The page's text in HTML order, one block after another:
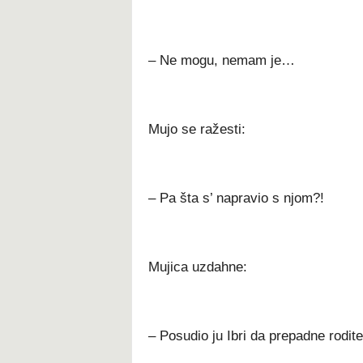
– Ne mogu, nemam je…
Mujo se ražesti:
– Pa šta s’ napravio s njom?!
Mujica uzdahne:
– Posudio ju Ibri da prepadne